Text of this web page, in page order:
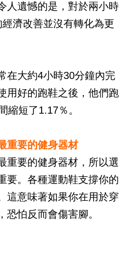
人遺憾的是，對於兩小時
濟改善並沒有轉化為更
在大約4小時30分鐘內完
用好的跑鞋之後，他們跑
縮短了1.17％。
重要的健身器材
重要的健身器材，所以選
要。各種運動鞋支撐你的
這意味著如果你在用於穿
恐怕反而會傷害腳。